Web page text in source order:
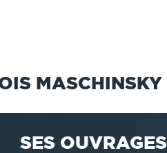
MASCHINSKY
SES OUVRAGES